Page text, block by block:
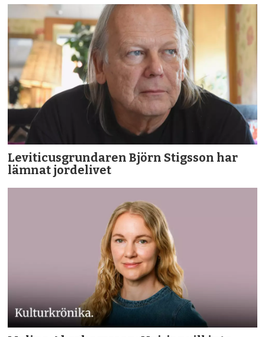
Leviticusgrundaren Björn Stigsson har
lämnat jordelivet